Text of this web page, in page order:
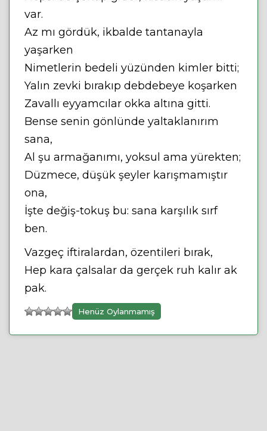
var.
Az mı gördük, ikbalde tantanayla
yaşarken
Nimetlerin bedeli yüzünden kimler bitti;
Yalın zevki bırakıp debdebeye koşarken
Zavallı eyyamcılar okka altına gitti.
Bense senin gönlünde yaltaklanırım
sana,
Al şu armağanımı, yoksul ama yürekten;
Düzmece, düşük şeyler karışmamıştır
ona,
İşte değiş-tokuş bu: sana karşılık sırf
ben.
Vazgeç iftiralardan, özentileri bırak,
Hep kara çalsalar da gerçek ruh kalır ak
pak.
Henüz Oylanmamış